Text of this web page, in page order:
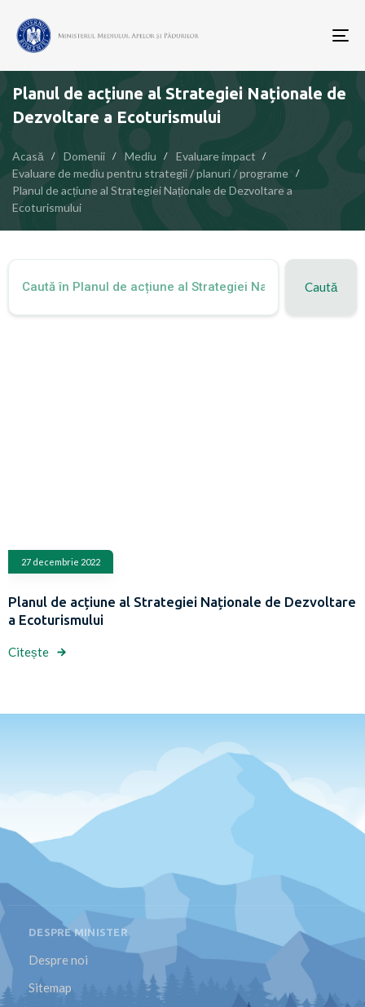
Planul de acțiune al Strategiei Naționale de
Dezvoltare a Ecoturismului
Acasă Domenii Mediu
Evaluare impact
Evaluare de mediu pentru strategii / planuri / programe
Planul de acțiune al Strategiei Naționale de Dezvoltare a
Ecoturismului
Caută
27 decembrie 2022
Planul de acțiune al Strategiei Naționale de Dezvoltare
a Ecoturismului
Citește
DESPRE MINISTER
Despre noi
Sitemap